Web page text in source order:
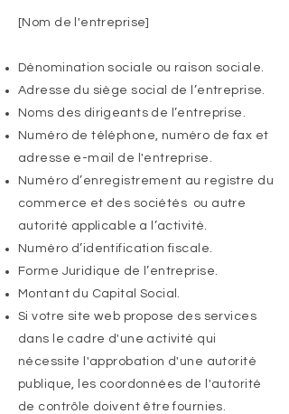
[Nom de l'entreprise]
Dénomination sociale ou raison sociale.
Adresse du siège social de l’entreprise.
Noms des dirigeants de l’entreprise.
Numéro de téléphone, numéro de fax et
adresse e-mail de l'entreprise.
Numéro d’enregistrement au registre du
commerce et des sociétés ou autre
autorité applicable a l’activité.
Numéro d’identification fiscale.
Forme Juridique de l’entreprise.
Montant du Capital Social.
Si votre site web propose des services
dans le cadre d'une activité qui
nécessite l'approbation d'une autorité
publique, les coordonnées de l'autorité
de contrôle doivent être fournies. ​​​